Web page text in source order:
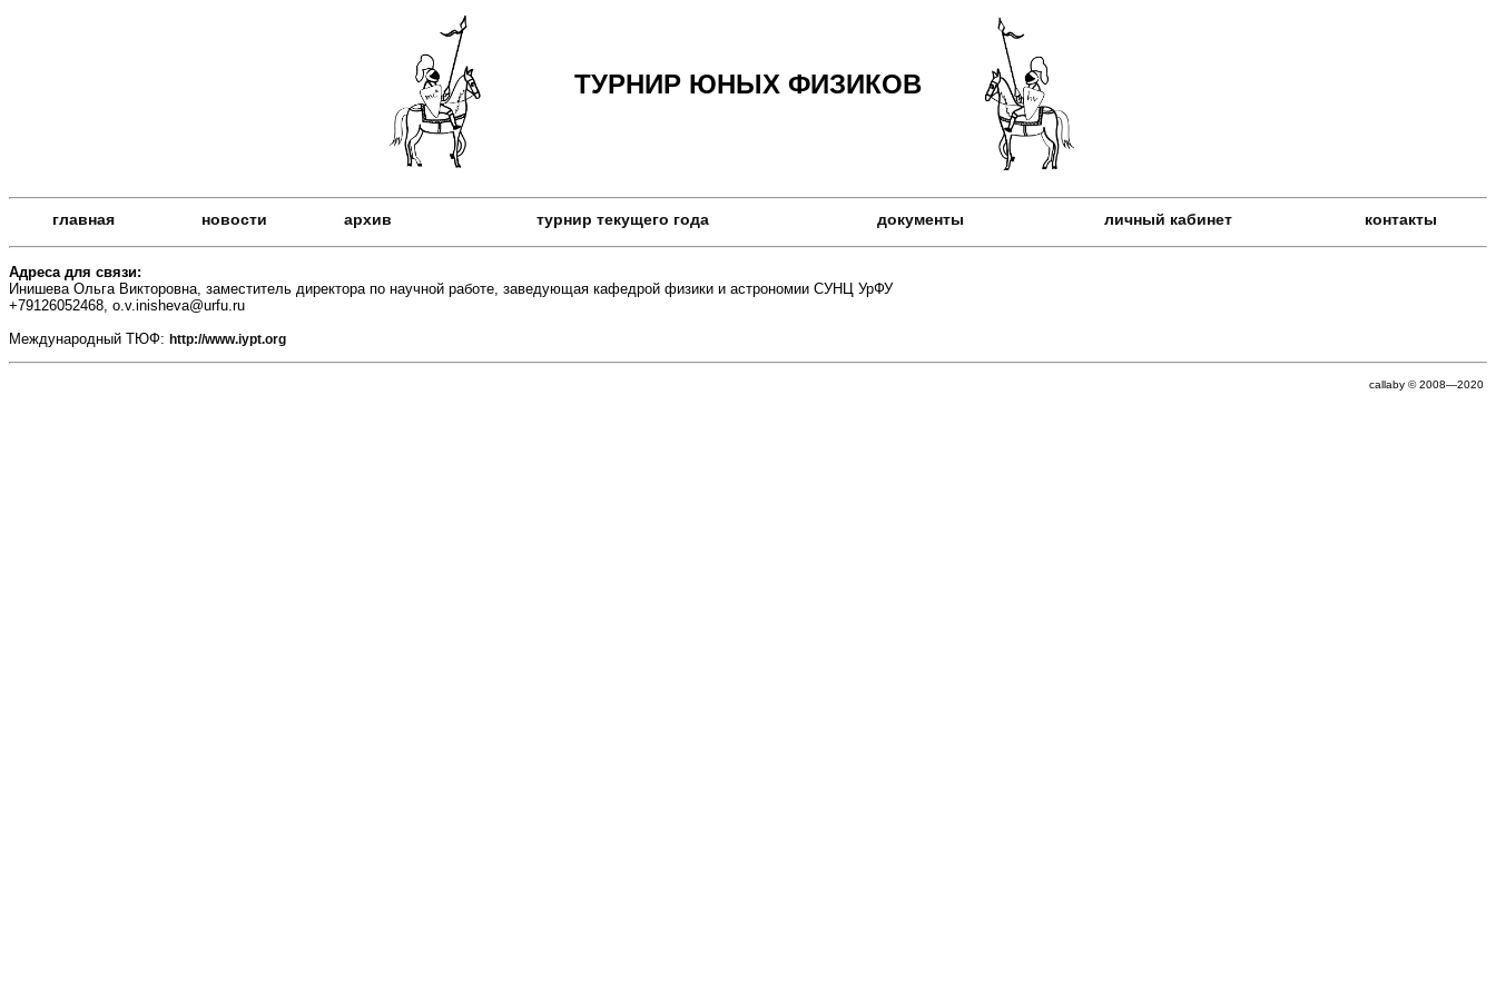
ТУРНИР ЮНЫХ ФИЗИКОВ
главная новости архив турнир текущего года документы личный кабинет контакты
Адреса для связи:
Инишева Ольга Викторовна, заместитель директора по научной работе, заведующая кафедрой физики и астрономии СУНЦ УрФУ
+79126052468, o.v.inisheva@urfu.ru
Международный ТЮФ: http://www.iypt.org
callaby © 2008—2020